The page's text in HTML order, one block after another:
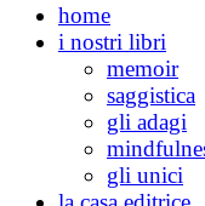
home
i nostri libri
memoir
saggistica
gli adagi
gli unici